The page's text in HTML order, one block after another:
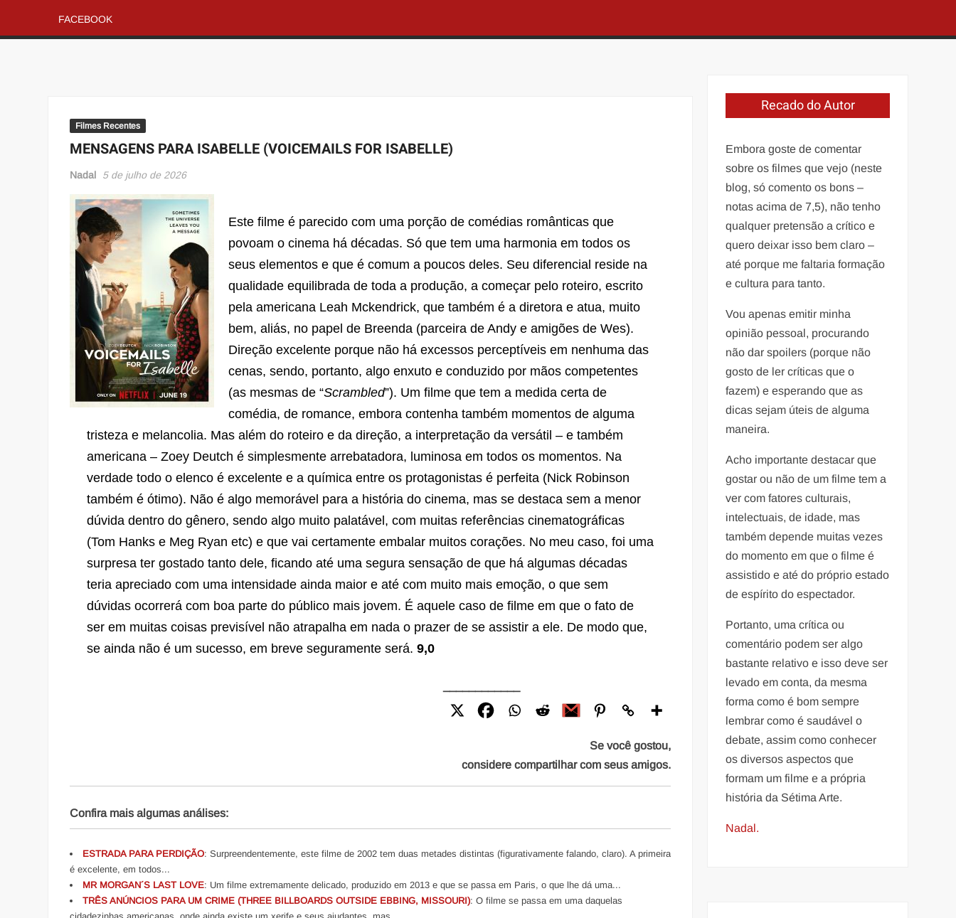
FACEBOOK
Filmes Recentes
MENSAGENS PARA ISABELLE (VOICEMAILS FOR ISABELLE)
Nadal 5 de julho de 2026
Este filme é parecido com uma porção de comédias românticas que
povoam o cinema há décadas. Só que tem uma harmonia em todos os
seus elementos e que é comum a poucos deles. Seu diferencial reside na
qualidade equilibrada de toda a produção, a começar pelo roteiro, escrito
pela americana Leah Mckendrick, que também é a diretora e atua, muito
bem, aliás, no papel de Breenda (parceira de Andy e amigões de Wes).
Direção excelente porque não há excessos perceptíveis em nenhuma das
cenas, sendo, portanto, algo enxuto e conduzido por mãos competentes
(as mesmas de “Scrambled”). Um filme que tem a medida certa de
comédia, de romance, embora contenha também momentos de alguma
tristeza e melancolia. Mas além do roteiro e da direção, a interpretação da versátil – e também
americana – Zoey Deutch é simplesmente arrebatadora, luminosa em todos os momentos. Na
verdade todo o elenco é excelente e a química entre os protagonistas é perfeita (Nick Robinson
também é ótimo). Não é algo memorável para a história do cinema, mas se destaca sem a menor
dúvida dentro do gênero, sendo algo muito palatável, com muitas referências cinematográficas
(Tom Hanks e Meg Ryan etc) e que vai certamente embalar muitos corações. No meu caso, foi uma
surpresa ter gostado tanto dele, ficando até uma segura sensação de que há algumas décadas
teria apreciado com uma intensidade ainda maior e até com muito mais emoção, o que sem
dúvidas ocorrerá com boa parte do público mais jovem. É aquele caso de filme em que o fato de
ser em muitas coisas previsível não atrapalha em nada o prazer de se assistir a ele. De modo que,
se ainda não é um sucesso, em breve seguramente será.9,0
Se você gostou,
considere compartilhar com seus amigos.
Confira mais algumas análises:
ESTRADA PARA PERDIÇÃO: Surpreendentemente, este filme de 2002 tem duas metades distintas (figurativamente falando, claro). A primeira
é excelente, em todos...
MR MORGAN´S LAST LOVE: Um filme extremamente delicado, produzido em 2013 e que se passa em Paris, o que lhe dá uma...
TRÊS ANÚNCIOS PARA UM CRIME (THREE BILLBOARDS OUTSIDE EBBING, MISSOURI): O filme se passa em uma daquelas
Recado do Autor
Embora goste de comentar
sobre os filmes que vejo (neste
blog, só comento os bons –
notas acima de 7,5), não tenho
qualquer pretensão a crítico e
quero deixar isso bem claro –
até porque me faltaria formação
e cultura para tanto.
Vou apenas emitir minha
opinião pessoal, procurando
não dar spoilers (porque não
gosto de ler críticas que o
fazem) e esperando que as
dicas sejam úteis de alguma
maneira.
Acho importante destacar que
gostar ou não de um filme tem a
ver com fatores culturais,
intelectuais, de idade, mas
também depende muitas vezes
do momento em que o filme é
assistido e até do próprio estado
de espírito do espectador.
Portanto, uma crítica ou
comentário podem ser algo
bastante relativo e isso deve ser
levado em conta, da mesma
forma como é bom sempre
lembrar como é saudável o
debate, assim como conhecer
os diversos aspectos que
formam um filme e a própria
história da Sétima Arte.
Nadal.